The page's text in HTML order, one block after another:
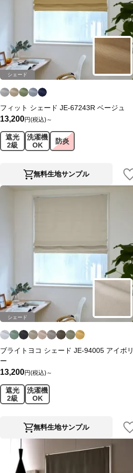
シェード
フィット シェード JE-67243R ベージュ
13,200円(税込)～
遮光
2級
洗濯機
OK
防炎
無料生地サンプル
シェード
ブライトヨコ シェード JE-94005 アイボリ
ー
13,200円(税込)～
遮光
2級
洗濯機
OK
無料生地サンプル